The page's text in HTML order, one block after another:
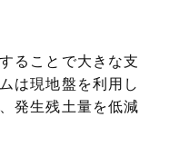
ることで大きな支
は現地盤を利用し
発生残土量を低減